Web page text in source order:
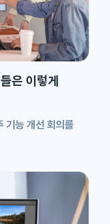
은 이렇게
기능 개선 회의를